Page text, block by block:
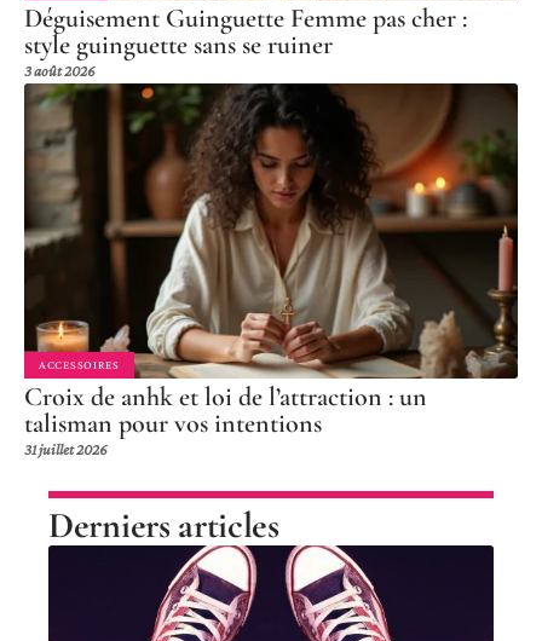
Déguisement Guinguette Femme pas cher :
style guinguette sans se ruiner
3 août 2026
ACCESSOIRES
Croix de anhk et loi de l’attraction : un
talisman pour vos intentions
31 juillet 2026
Derniers articles